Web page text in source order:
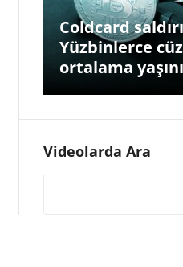
Coldcard
Yüzbinlerce
ortalama
Videolarda Ara